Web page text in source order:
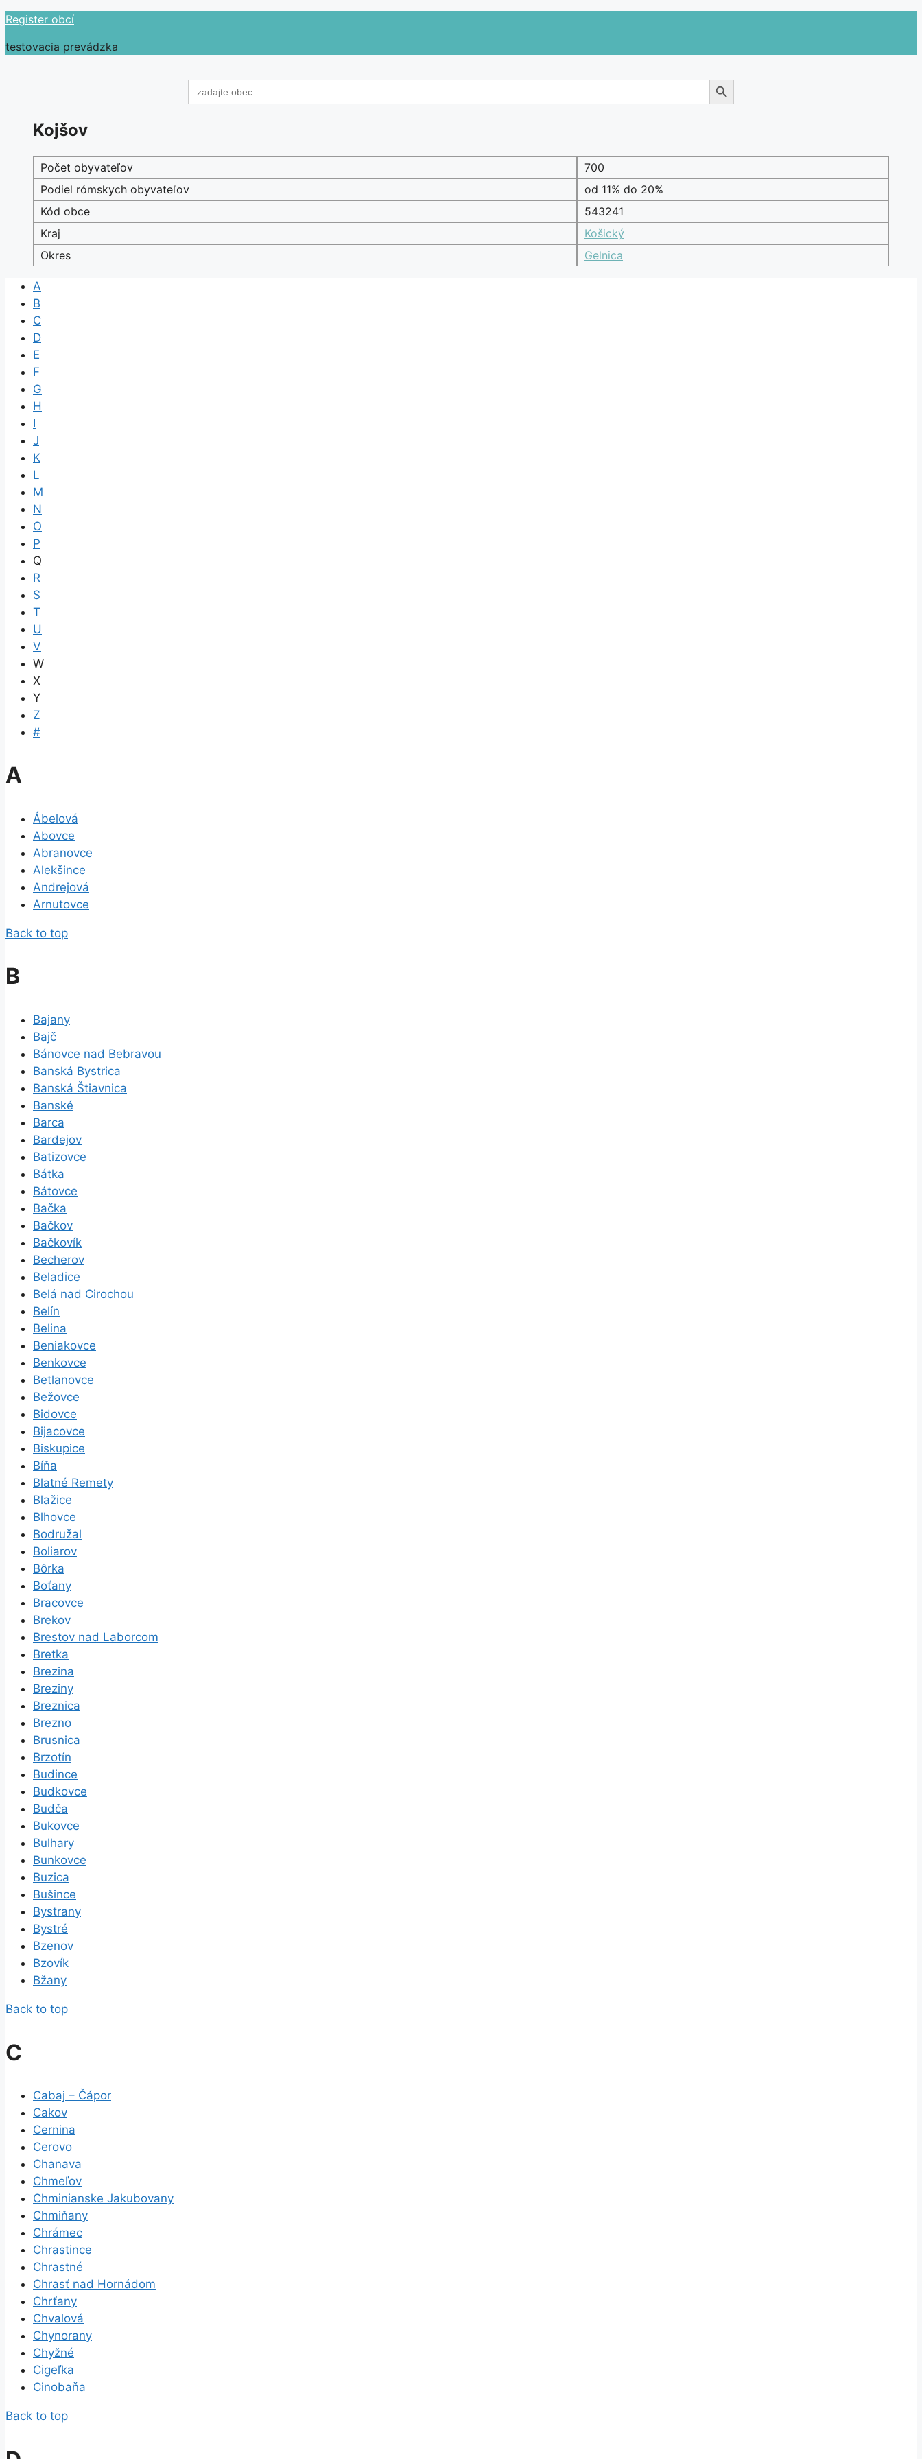
Preskočiť
obsah
Register obcí
testovacia prevádzka
Search
for:
Search Button
Kojšov
Počet obyvateľov
700
Podiel rómskych obyvateľov
od 11% do 20%
Kód obce
543241
Kraj
Košický
Okres
Gelnica
A
B
C
D
E
F
G
H
I
J
K
L
M
N
O
P
Q
R
S
T
U
V
W
X
Y
Z
#
A
Ábelová
Abovce
Abranovce
Alekšince
Andrejová
Arnutovce
Back to top
B
Bajany
Bajč
Bánovce nad Bebravou
Banská Bystrica
Banská Štiavnica
Banské
Barca
Bardejov
Batizovce
Bátka
Bátovce
Bačka
Bačkov
Bačkovík
Becherov
Beladice
Belá nad Cirochou
Belín
Belina
Beniakovce
Benkovce
Betlanovce
Bežovce
Bidovce
Bijacovce
Biskupice
Bíňa
Blatné Remety
Blažice
Blhovce
Bodružal
Boliarov
Bôrka
Boťany
Bracovce
Brekov
Brestov nad Laborcom
Bretka
Brezina
Breziny
Breznica
Brezno
Brusnica
Brzotín
Budince
Budkovce
Budča
Bukovce
Bulhary
Bunkovce
Buzica
Bušince
Bystrany
Bystré
Bzenov
Bzovík
Bžany
Back to top
C
Cabaj – Čápor
Cakov
Cernina
Cerovo
Chanava
Chmeľov
Chminianske Jakubovany
Chmiňany
Chrámec
Chrastince
Chrastné
Chrasť nad Hornádom
Chrťany
Chvalová
Chynorany
Chyžné
Cigeľka
Cinobaňa
Back to top